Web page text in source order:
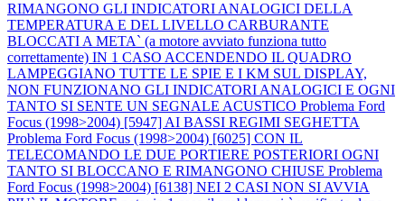
RIMANGONO GLI INDICATORI ANALOGICI DELLA
TEMPERATURA E DEL LIVELLO CARBURANTE
BLOCCATI A META` (a motore avviato funziona tutto
correttamente) IN 1 CASO ACCENDENDO IL QUADRO
LAMPEGGIANO TUTTE LE SPIE E I KM SUL DISPLAY,
NON FUNZIONANO GLI INDICATORI ANALOGICI E OGNI
TANTO SI SENTE UN SEGNALE ACUSTICO Problema Ford
Focus (1998>2004) [5947] AI BASSI REGIMI SEGHETTA
Problema Ford Focus (1998>2004) [6025] CON IL
TELECOMANDO LE DUE PORTIERE POSTERIORI OGNI
TANTO SI BLOCCANO E RIMANGONO CHIUSE Problema
Ford Focus (1998>2004) [6138] NEI 2 CASI NON SI AVVIA